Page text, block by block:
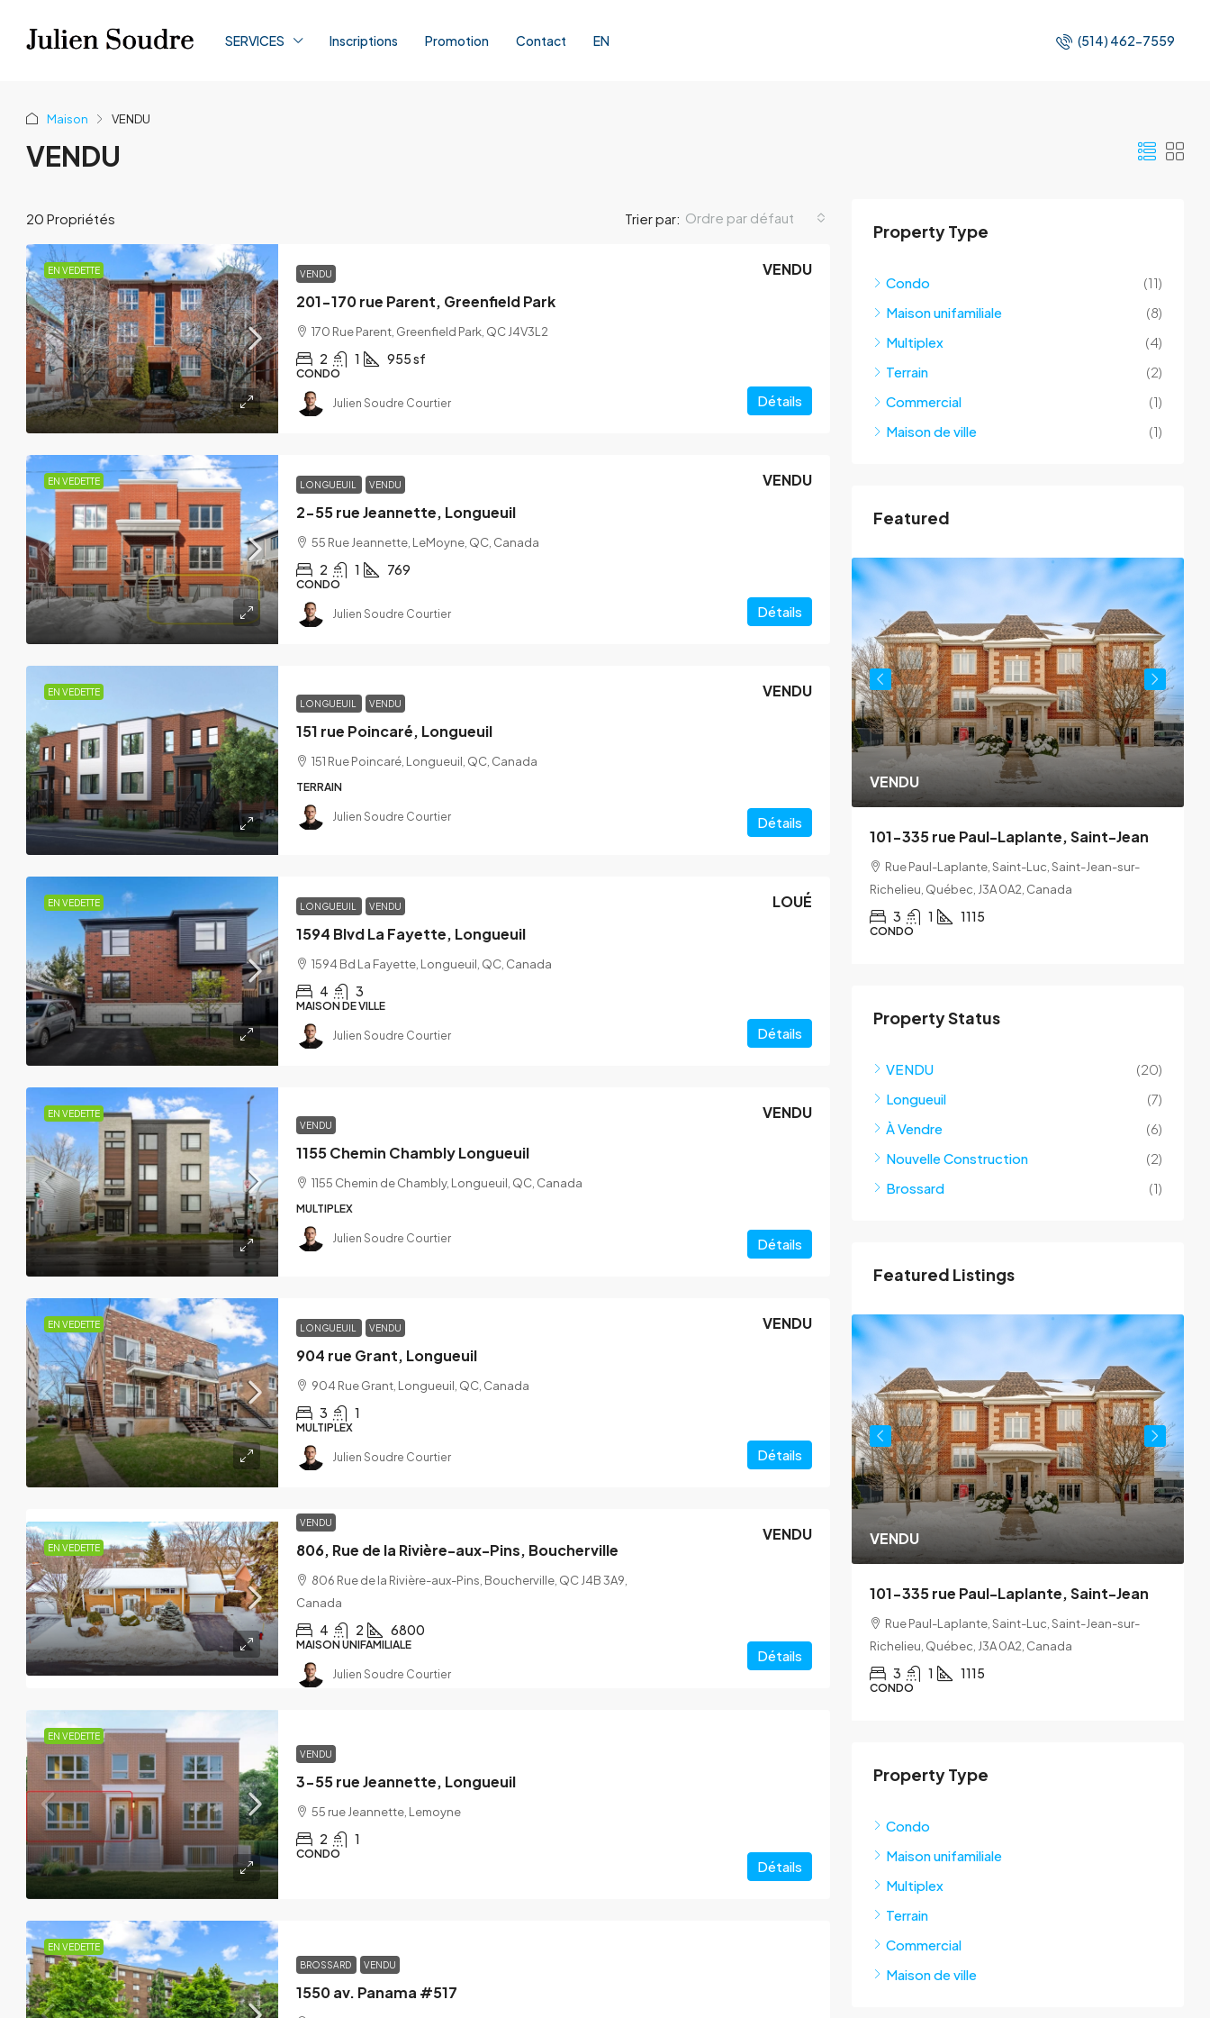
SERVICES Inscriptions Promotion Contact EN (514) 462-7559
Maison VENDU
VENDU
20 Propriétés Trier par: Ordre par défaut
EN VEDETTE VENDU
201-170 rue Parent, Greenfield Park
VENDU
170 Rue Parent, Greenfield Park, QC J4V3L2
2 1 955 sf
CONDO
Détails
Julien Soudre Courtier
EN VEDETTE LONGUEUIL VENDU
2-55 rue Jeannette, Longueuil
VENDU
55 Rue Jeannette, LeMoyne, QC, Canada
2 1 769
CONDO
Détails
Julien Soudre Courtier
EN VEDETTE
LONGUEUIL
VENDU
151 rue Poincaré, Longueuil
VENDU
151 Rue Poincaré, Longueuil, QC, Canada
TERRAIN
Détails
Julien Soudre Courtier
EN VEDETTE LONGUEUIL VENDU
1594 Blvd La Fayette, Longueuil
LOUÉ
1594 Bd La Fayette, Longueuil, QC, Canada
4 3
MAISON DE VILLE
Détails
Julien Soudre Courtier
EN VEDETTE
VENDU
1155 Chemin Chambly Longueuil
VENDU
1155 Chemin de Chambly, Longueuil, QC, Canada
MULTIPLEX
Détails
Julien Soudre Courtier
EN VEDETTE LONGUEUIL VENDU
904 rue Grant, Longueuil
VENDU
904 Rue Grant, Longueuil, QC, Canada
3 1
MULTIPLEX
Détails
Julien Soudre Courtier
EN VEDETTE
VENDU
806, Rue de la Rivière-aux-Pins, Boucherville
VENDU
806 Rue de la Rivière-aux-Pins, Boucherville, QC J4B 3A9,
Canada
4 2 6800
MAISON UNIFAMILIALE
Détails
Julien Soudre Courtier
EN VEDETTE
VENDU
3-55 rue Jeannette, Longueuil
55 rue Jeannette, Lemoyne
2 1
CONDO
Détails
EN VEDETTE
BROSSARD
VENDU
1550 av. Panama #517
Property Type
Condo
(11)
Maison unifamiliale
(8)
Multiplex
(4)
Terrain
(2)
Commercial
(1)
Maison de ville
(1)
Featured
$448,000
$514,962
836 rue Principale, Saint-Amable
1705
3817 Rue Pacific Longueuil (Saint-
VENDU
101-335 rue Paul-Laplante, Saint-Jean
Rue Paul-Laplante, Saint-Luc, Saint-Jean-sur-
Richelieu, Québec, J3A 0A2, Canada
3 1 1115
CONDO
Property Status
VENDU
(20)
Longueuil
(7)
À Vendre
(6)
Nouvelle Construction
(2)
Brossard
(1)
Featured Listings
$448,000
$514,962
836 rue Principale, Saint-Amable
836 Rue Principale, Saint-Amable, QC, Canada
4 2 1705
3817 Rue Pacific Longueuil (Saint-
VENDU
101-335 rue Paul-Laplante, Saint-Jean
Rue Paul-Laplante, Saint-Luc, Saint-Jean-sur-
Richelieu, Québec, J3A 0A2, Canada
3 1 1115
CONDO
Property Type
Condo
Maison unifamiliale
Multiplex
Terrain
Commercial
Maison de ville